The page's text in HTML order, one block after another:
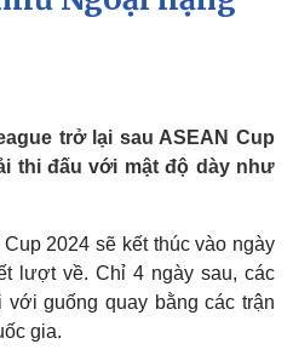
Dự báo thời tiết
trở lại sau ASEAN Cup
thi đấu với mật độ dày như
2024 sẽ kết thúc vào ngày
lượt về. Chỉ 4 ngày sau, các
guống quay bằng các trận
gia.